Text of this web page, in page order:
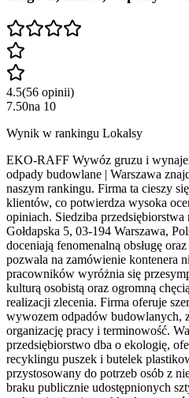
4.5(56 opinii)
7.50na 10
Wynik w rankingu Lokalsy
EKO-RAFF Wywóz gruzu i
odpady budowlane | Warszawa
naszym rankingu. Firma ta cieszy
klientów, co potwierdza wysoka
opiniach. Siedziba przedsiębiorstwa
Gołdapska 5, 03-194 Warszawa,
doceniają fenomenalną obsługę
pozwala na zamówienie kontenera
pracowników wyróżnia się
kulturą osobistą oraz ogromną
realizacji zlecenia. Firma oferuje
wywozem odpadów budowlanych,
organizację pracy i terminowość.
przedsiębiorstwo dba o ekologię,
recyklingu puszek i butelek
przystosowany do potrzeb osób z
braku publicznie udostępnionych